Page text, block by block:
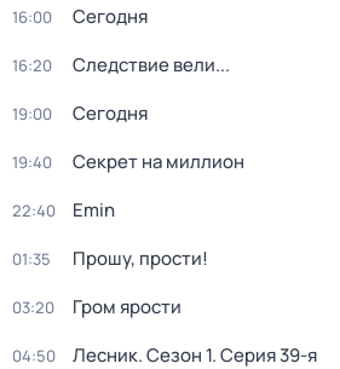
16:00 Сегодня
16:20 Следствие вели...
19:00 Сегодня
19:40 Секрет на миллион
22:40 Emin
01:35 Прошу, прости!
03:20 Гром ярости
04:50 Лесник. Сезон 1. Серия 39-я